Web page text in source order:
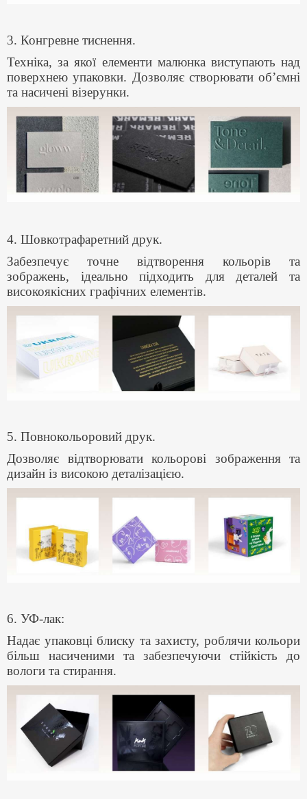
3. Конгревне тиснення.
Техніка, за якої елементи малюнка виступають над
поверхнею упаковки. Дозволяє створювати об’ємні
та насичені візерунки.
4. Шовкотрафаретний друк.
Забезпечує точне відтворення кольорів та
зображень, ідеально підходить для деталей та
високоякісних графічних елементів.
5. Повнокольоровий друк.
Дозволяє відтворювати кольорові зображення та
дизайн із високою деталізацією.
6. УФ-лак:
Надає упаковці блиску та захисту, роблячи кольори
більш насиченими та забезпечуючи стійкість до
вологи та стирання.